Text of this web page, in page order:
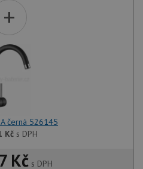
+
černá 526145
Kčs DPH
Kč s DPH